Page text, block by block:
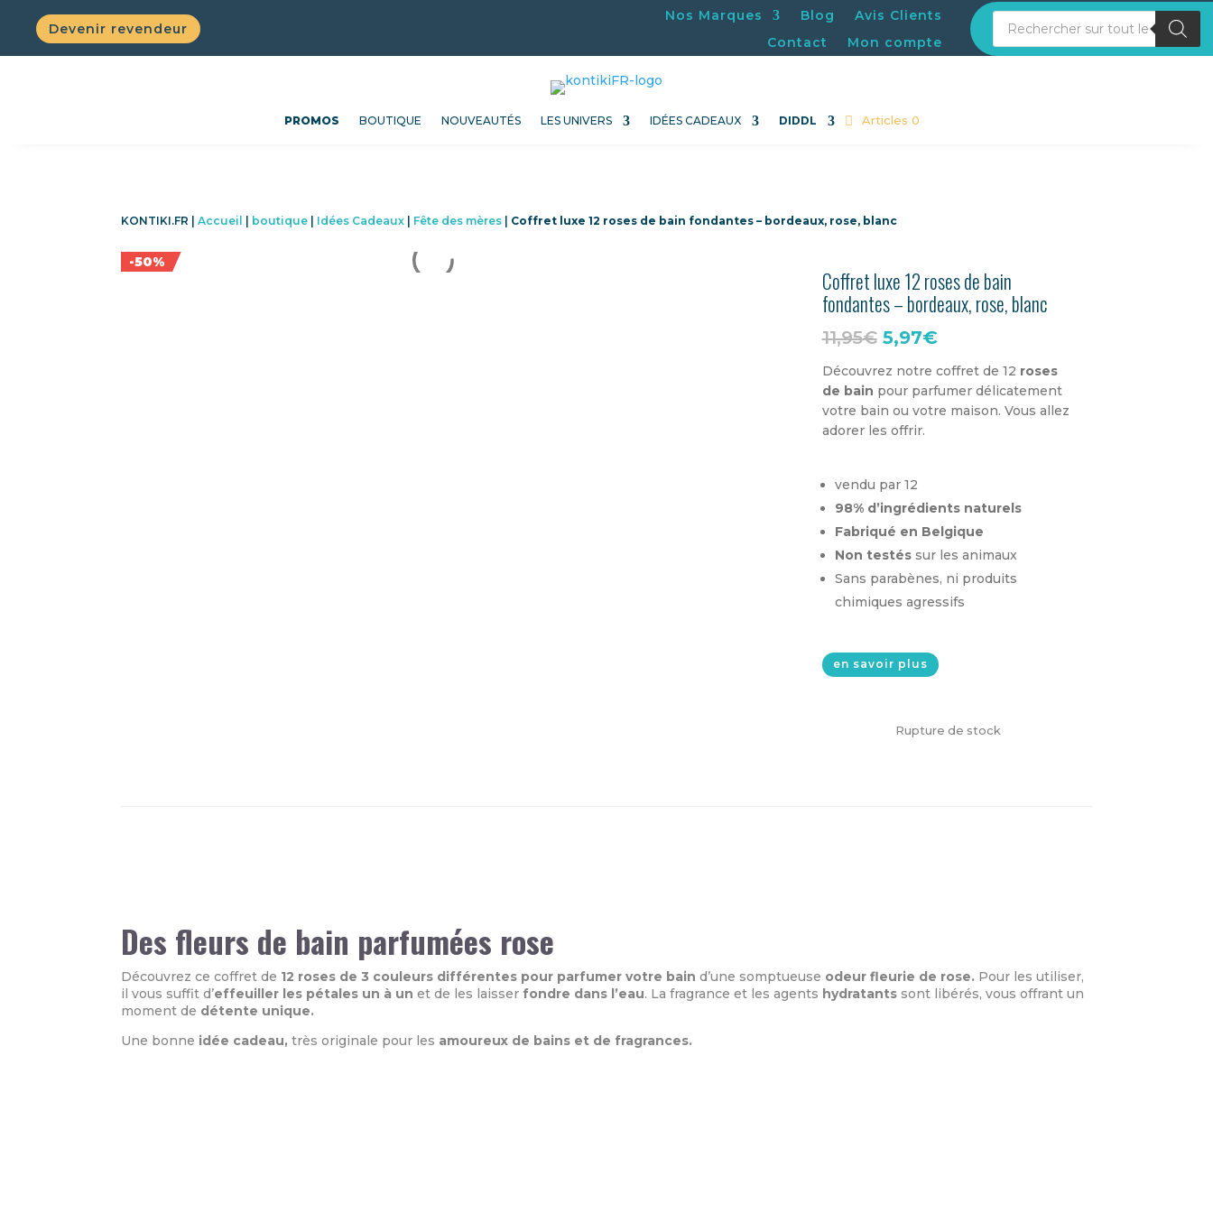
Devenir revendeur
Nos Marques Blog
Avis Clients
Contact
Mon compte
PROMOS BOUTIQUE NOUVEAUTÉS LES UNIVERS IDÉES CADEAUX DIDDL Articles 0
KONTIKI.FR |Accueil boutique Idées Cadeaux Fête des mères Coffret luxe 12 roses de bain fondantes – bordeaux, rose, blanc
Promo !
-50%
Coffret luxe 12 roses de bain
fondantes – bordeaux, rose, blanc
11,95€ Le
prix
initial
était :
5,97€Le
prix
actuel
Découvrez notre coffret de 12 roses
de bain pour parfumer délicatement
votre bain ou votre maison. Vous allez
adorer les offrir.
vendu par 12
98% d’ingrédients naturels
Fabriqué en Belgique
Non testéssur les animaux
Sans parabènes, ni produits
chimiques agressifs
en savoir plus
Rupture de stock
Des fleurs de bain parfumées rose
Découvrez ce coffret de 12 roses de 3 couleurs différentes pour parfumer votre bain d’une somptueuse odeur fleurie de rose. Pour les utiliser,
il vous suffit d’effeuiller les pétales un à un et de les laisser fondre dans l’eau. La fragrance et les agents hydratants sont libérés, vous offrant un
moment de détente unique.
Une bonne idée cadeau, très originale pour les amoureux de bains et de fragrances.